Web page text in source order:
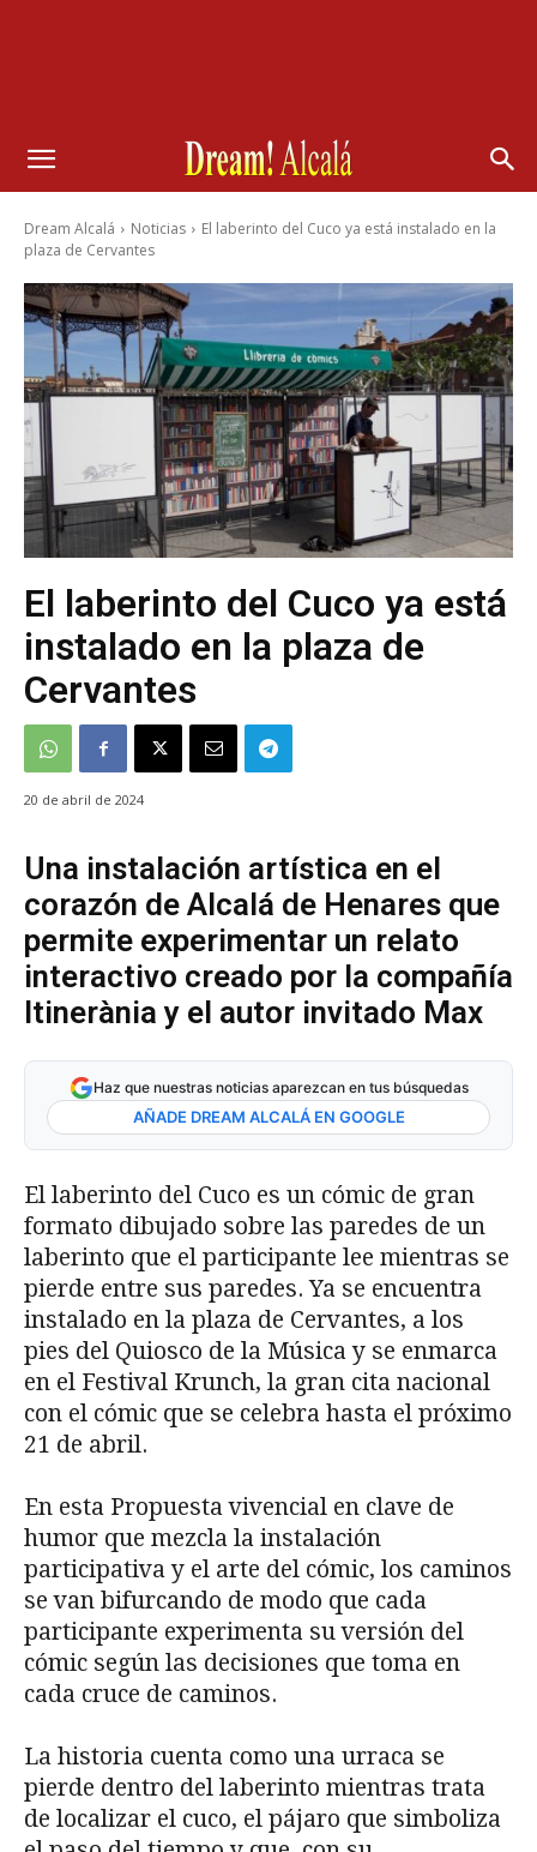
Dream Alcalá Noticias
El laberinto del Cuco ya está instalado en la
plaza de Cervantes
El laberinto del Cuco ya está
instalado en la plaza de
Cervantes
20 de abril de 2024
Una instalación artística en el
corazón de Alcalá de Henares que
permite experimentar un relato
interactivo creado por la compañía
Itinerània y el autor invitado Max
Haz que nuestras noticias aparezcan en tus búsquedas
AÑADE DREAM ALCALÁ EN GOOGLE
El laberinto del Cuco es un cómic de gran
formato dibujado sobre las paredes de un
laberinto que el participante lee mientras se
pierde entre sus paredes. Ya se encuentra
instalado en la plaza de Cervantes, a los
pies del Quiosco de la Música y se enmarca
en el Festival Krunch, la gran cita nacional
con el cómic que se celebra hasta el próximo
21 de abril.
En esta Propuesta vivencial en clave de
humor que mezcla la instalación
participativa y el arte del cómic, los caminos
se van bifurcando de modo que cada
participante experimenta su versión del
cómic según las decisiones que toma en
cada cruce de caminos.
La historia cuenta como una urraca se
pierde dentro del laberinto mientras trata
de localizar el cuco, el pájaro que simboliza